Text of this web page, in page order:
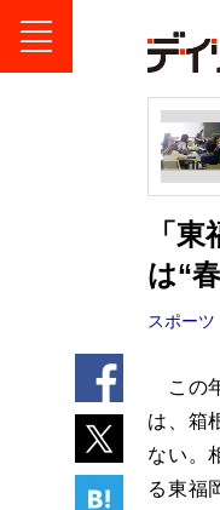
「
は“
スポーツ
この
は、箱
ない。
る東福